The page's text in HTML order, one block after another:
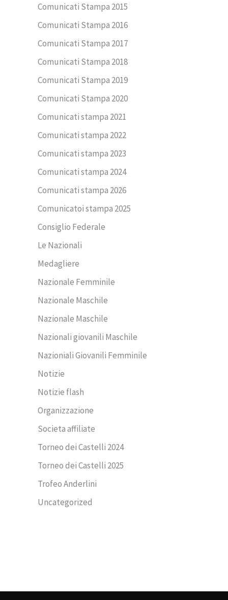
Comunicati Stampa 2015
Comunicati Stampa 2016
Comunicati Stampa 2017
Comunicati Stampa 2018
Comunicati Stampa 2019
Comunicati Stampa 2020
Comunicati stampa 2021
Comunicati stampa 2022
Comunicati stampa 2023
Comunicati stampa 2024
Comunicati stampa 2026
Comunicatoi stampa 2025
Consiglio Federale
Le Nazionali
Medagliere
Nazionale Femminile
Nazionale Maschile
Nazionale Maschile
Nazionali giovanili Maschile
Nazioniali Giovanili Femminile
Notizie
Notizie flash
Organizzazione
Societa affiliate
Torneo dei Castelli 2024
Torneo dei Castelli 2025
Trofeo Anderlini
Uncategorized